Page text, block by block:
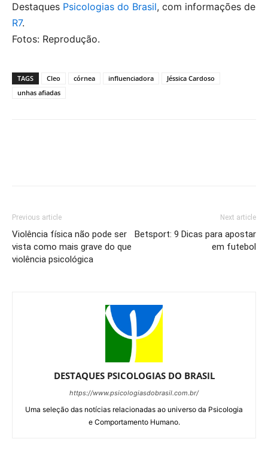
Destaques Psicologias do Brasil, com informações de
R7.
Fotos: Reprodução.
TAGS Cleo córnea influenciadora
Jéssica Cardoso
unhas afiadas
Previous article
Violência física não pode ser
vista como mais grave do que
violência psicológica
Next article
Betsport: 9 Dicas para apostar
em futebol
DESTAQUES PSICOLOGIAS DO BRASIL
https://www.psicologiasdobrasil.com.br/
Uma seleção das notícias relacionadas ao universo da Psicologia
e Comportamento Humano.